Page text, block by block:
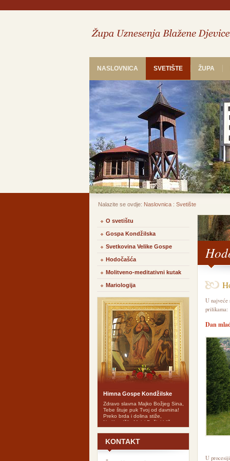
NASLOVNICA SVETIŠTE ŽUPA
Nalazite se ovdje: Naslovnica : Svetište
O svetištu
Gospa Kondžilska
Svetkovina Velike Gospe
Hodočašća
Molitveno-meditativni kutak
Mariologija
Zdravo slavna Majko Božjeg Sina,
Tebe štuje puk Tvoj od davnina!
Preko brda i dolina stiže,
Na Kondžilo Majci Božjoj bliže.
Pogled svoj na vjerni narod svrati,
Dragi lik tvoj nek nas posvud prati!
KONTAKT
U najveće
prilikama:
Dan
U